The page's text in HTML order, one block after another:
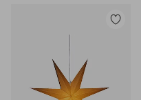
Lisää